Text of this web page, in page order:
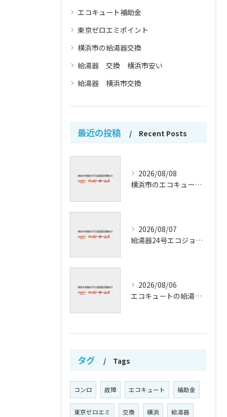
エコキュート補助金
東京ゼロエミポイント
横浜市の給湯器交換
給湯器 交換 横浜市安い
給湯器 横浜市交換
最近の投稿 Recent Posts
2026/08/08
横浜市のエコキュート補助金活用法
2026/08/07
給湯器24号エコジョーズの省エネ技術解説
2026/08/06
エコキュートの給湯効率と省エネ効果
タグ Tags
コンロ 故障 エコキュート 補助金
東京ゼロエミ 交換 横浜 給湯器